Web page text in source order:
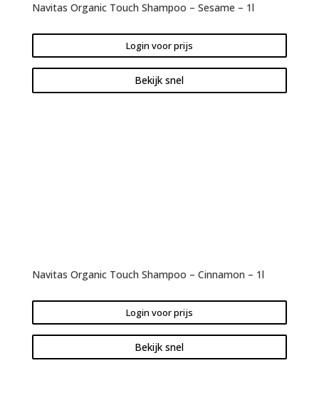
Navitas Organic Touch Shampoo – Sesame – 1l
Login voor prijs
Bekijk snel
Navitas Organic Touch Shampoo – Cinnamon – 1l
Login voor prijs
Bekijk snel